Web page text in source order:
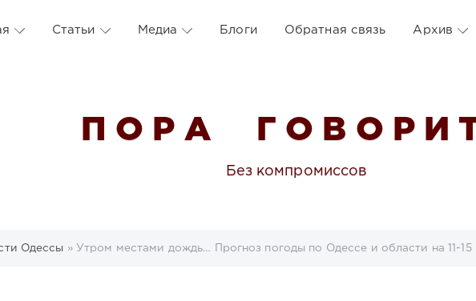
Статьи Медиа Блоги Обратная связь Архив
П О Р А Г О В О Р И
Без компромиссов
Одессы » Утром местами дождь… Прогноз погоды по Одессе и области на 11-15